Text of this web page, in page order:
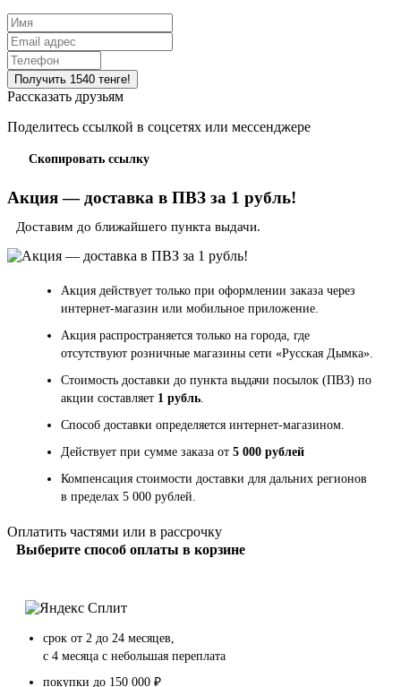
Рассказать друзьям
Поделитесь ссылкой в соцсетях или мессенджере
Скопировать ссылку
Акция — доставка в ПВЗ за 1 рубль!
Доставим до ближайшего пункта выдачи.
Акция действует только при оформлении заказа через
интернет-магазин или мобильное приложение.
Акция распространяется только на города, где
отсутствуют розничные магазины сети «Русская Дымка».
Стоимость доставки до пункта выдачи посылок (ПВЗ) по
акции составляет 1 рубль.
Способ доставки определяется интернет-магазином.
Действует при сумме заказа от 5 000 рублей
Компенсация стоимости доставки для дальних регионов
в пределах 5 000 рублей.
Оплатить частями или в рассрочку
Выберите способ оплаты в корзине
срок от 2 до 24 месяцев,
с 4 месяца с небольшая переплата
покупки до 150 000 ₽